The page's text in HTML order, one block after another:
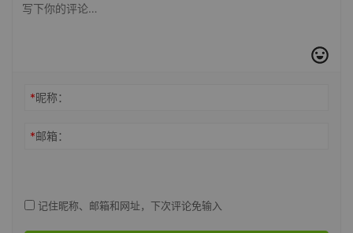
*昵称：
*邮箱：
记住昵称、邮箱和网址，下次评论免输入